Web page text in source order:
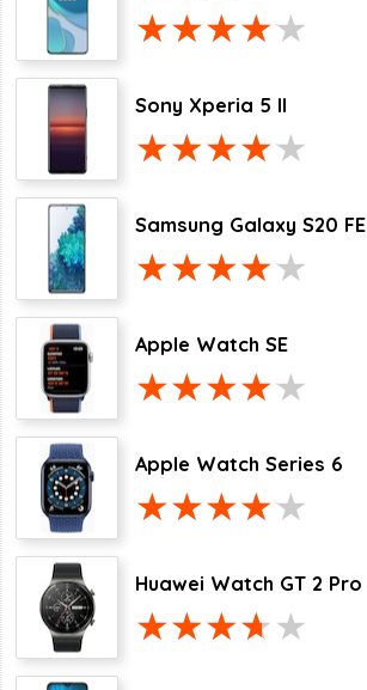
Sony Xperia 5 II
Samsung Galaxy S20 FE
Apple Watch SE
Apple Watch Series 6
Huawei Watch GT 2 Pro